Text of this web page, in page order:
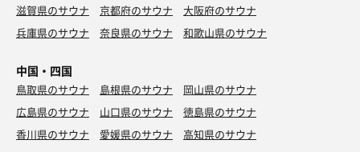
滋賀県のサウナ 京都府のサウナ
大阪府のサウナ
兵庫県のサウナ
奈良県のサウナ 和歌山県のサウナ
中国・四国
鳥取県のサウナ 島根県のサウナ
岡山県のサウナ
広島県のサウナ
山口県のサウナ
徳島県のサウナ
香川県のサウナ
愛媛県のサウナ 高知県のサウナ